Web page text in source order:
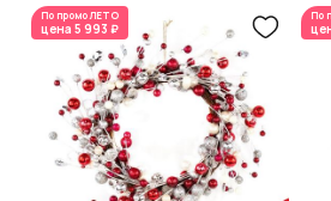
По промоЛЕТО
цена 5 993 ₽
По